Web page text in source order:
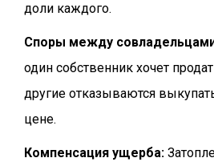
доли каждого.
Споры между
один собственник хочет
другие отказываются
цене.
Компенсация ущерба: